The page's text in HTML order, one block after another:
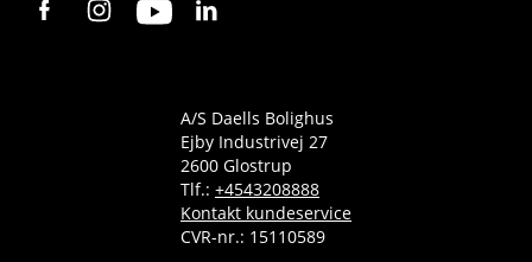
A/S Daells Bolighus
Ejby Industrivej 27
2600 Glostrup
Tlf.: +4543208888
Kontakt kundeservice
CVR-nr.: 15110589